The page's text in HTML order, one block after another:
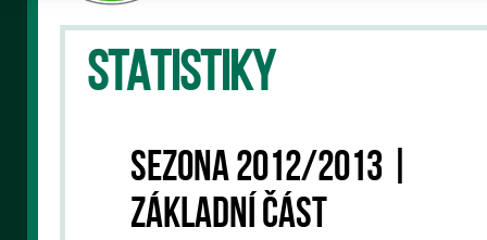
STATISTIKY
SEZONA 2012/2013 |
ZÁKLADNÍ ČÁST